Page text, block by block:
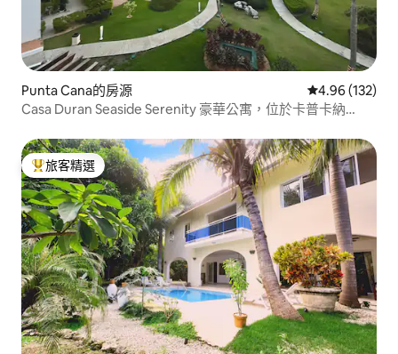
Punta Cana的房源 從 132 則評價
4.96 (132)
Casa Duran Seaside Serenity 豪華公寓，位於卡普卡納
旅客精選榜首
旅客精選